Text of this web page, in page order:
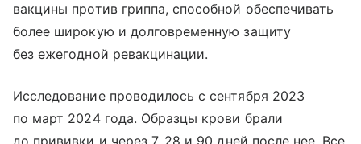
вакцины против гриппа, способной обеспечивать
более широкую и долговременную защиту
без ежегодной ревакцинации.
Исследование проводилось с сентября 2023
по март 2024 года. Образцы крови брали